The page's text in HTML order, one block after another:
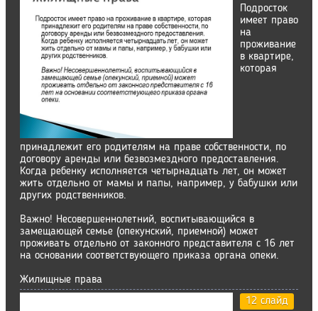
Подросток
имеет право
на
проживание
в квартире,
которая
принадлежит его родителям на праве собственности, по
договору аренды или безвозмездного предоставления.
Когда ребенку исполняется четырнадцать лет, он может
жить отдельно от мамы и папы, например, у бабушки или
других родственников.
Важно! Несовершеннолетний, воспитывающийся в
замещающей семье (опекунский, приемной) может
проживать отдельно от законного представителя с 16 лет
на основании соответствующего приказа органа опеки.
Жилищные права
12 слайд